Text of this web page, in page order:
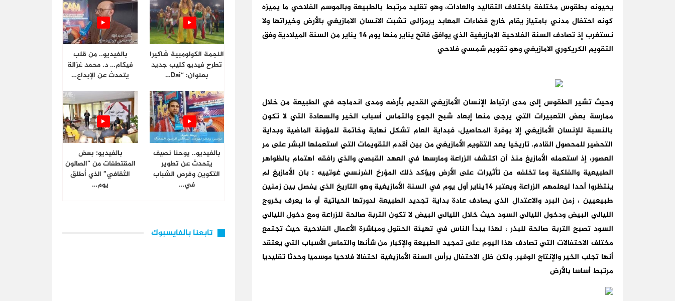
يحيونه بطقوس مختلفة باختلاف التقاليد والعادات، وهو تقليد مرتبط بالطبيعة وبالموسم الفلاحي ما يميزه
كونه احتفال مدني بامتياز يقام خارج فضاءات المعابد يرمزالى تشبت الانسان الامازيغي بالأرض وخيراتها ولا
نستغرب إذ تصادف السنة الفلاحية الامازيغية الذي يوافق فاتح يناير منها يوم 14 يناير من السنة الميلادية وفق
التقويم الكريكوري الامازيغي وهو تقويم شمسي فلاحي
وحيث تشير الطقوس إلى مدى ارتباط الإنسان الأمازيغي القديم بأرضه ومدى اندماجه في الطبيعة من خلال
ممارسة بعض التعبيرات التي يرجى منها إبعاد شبح الجوع والتماس أسباب الخير والسعادة التي لا تكون
بالنسبة للإنسان الأمازيغي إلا بوفرة المحاصيل، فبداية العام تشكل نهاية وخاتمة للمؤونة الماضية وبداية
التحضير للمحصول القادم. تاريخيا يعد التقويم الأمازيغي من بين أقدم التقويمات التي استعملها البشر على مر
العصور، إذ استعمله الأمازيغ منذ أن اكتشف الزراعة ومارسها في العهد القبصي والذي رافقه اهتمام بالظواهر
الطبيعية والفلكية وما تخلفه من تأثيرات على الأرض ويؤكد ذلك المؤرخ الفرنسي غوتييه : بان الأمازيغ لم
ينتظروا أحدا ليعلمهم الزراعة ويعتبر 14يناير أول يوم في السنة الأمازيغية وهو التاريخ الذي يفصل بين زمنين
طبيعيين ، زمن البرد والاعتدال الذي يصادف عادة بداية تجديد الطبيعة لدورتها الحياتية أو ما يعرف بخروج
الليالي البيض ودخول الليالي السود حيث خلال الليالي البيض لا تكون التربة صالحة للزراعة ومع دخول الليالي
السود تصبح التربة صالحة للبذر ، لهذا يبدأ الناس في تهيئة الحقول ومباشرة الأعمال الفلاحية حيث تجتمع
مختلف الاحتفالات التي تصادف هذا اليوم على تمجيد الطبيعة والإكبار من شأنها والتماس الأسباب التي يعتقد
أنها تجلب الخير والإنتاج الوفير. ولكن ظل الاحتفال برأس السنة الأمازيغية احتفالا فلاحيا موسميا وحدثا تقليديا
مرتبط أساسا بالأرض
النجمة الكولومبية شاكيرا
تطرح فيديو كليب جديد
بعنوان: “Dai…
بالفيديو.. من قلب
فيكام… د. محمد غزالة
يتحدث عن الإبداع…
بالفيديو.. يوحنا نصيف
يتحدث عن تطوير
التكوين وفرص الشباب
في…
بالفيديو: بعض
المقتطفات من “الصالون
الثقافي” الذي أُطلق
يوم…
تابعنا بالفايسبوك